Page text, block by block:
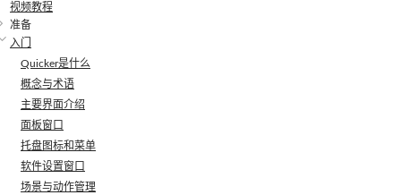
视频教程
准备
入门
Quicker是什么
概念与术语
主要界面介绍
面板窗口
托盘图标和菜单
软件设置窗口
场景与动作管理